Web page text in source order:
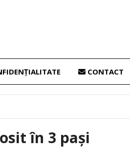
CONTACT
în 3 pași